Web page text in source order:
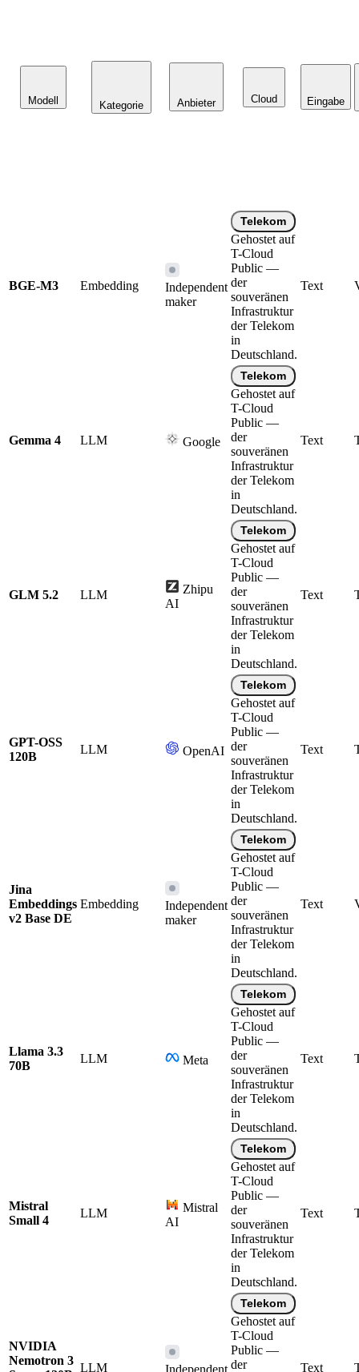
Modell Kategorie Anbieter Cloud Eingabe
BGE-M3 Embedding
Independent
maker
Telekom
Gehostet auf
T-Cloud
Public —
der
souveränen
Infrastruktur
der Telekom
in
Deutschland.
Text
Gemma 4 LLM Google
Telekom
Gehostet auf
T-Cloud
Public —
der
souveränen
Infrastruktur
der Telekom
in
Deutschland.
Text
GLM 5.2 LLM
Zhipu
AI
Telekom
Gehostet auf
T-Cloud
Public —
der
souveränen
Infrastruktur
der Telekom
in
Deutschland.
Text
GPT-OSS
120B
LLM OpenAI
Telekom
Gehostet auf
T-Cloud
Public —
der
souveränen
Infrastruktur
der Telekom
in
Deutschland.
Text
Jina
Embeddings
v2 Base DE
Embedding
Independent
maker
Telekom
Gehostet auf
T-Cloud
Public —
der
souveränen
Infrastruktur
der Telekom
in
Deutschland.
Text
Llama 3.3
70B
LLM Meta
Telekom
Gehostet auf
T-Cloud
Public —
der
souveränen
Infrastruktur
der Telekom
in
Deutschland.
Text
Mistral
Small 4
LLM
Mistral
AI
Telekom
Gehostet auf
T-Cloud
Public —
der
souveränen
Infrastruktur
der Telekom
in
Deutschland.
Text
NVIDIA
Nemotron 3
LLM Independent
Telekom
Gehostet auf
T-Cloud
Public —
der
Text